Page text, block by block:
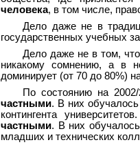
человека, в том числе,
Дело даже не в
государственных учебных
Дело даже не в том, что
никакому сомнению, а в
доминирует (от 70 до 80%)
По состоянию на
частными. В них
контингента
частными. В них
младших и технических